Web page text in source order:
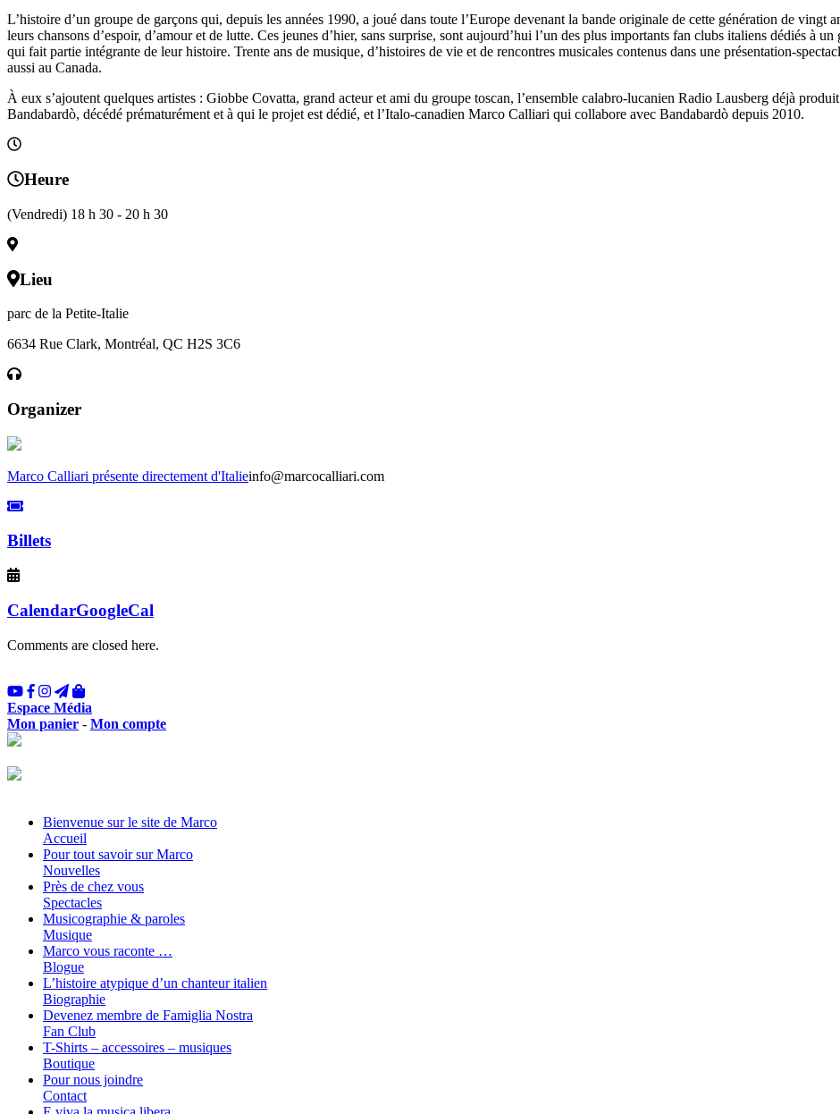
L’histoire d’un groupe de garçons qui, depuis les années 1990, a joué dans toute l’Europe devenant la bande originale de cette génération de vingt
leurs chansons d’espoir, d’amour et de lutte. Ces jeunes d’hier, sans surprise, sont aujourd’hui l’un des plus importants fan clubs italiens dédiés à
qui fait partie intégrante de leur histoire. Trente ans de musique, d’histoires de vie et de rencontres musicales contenus dans une présentation-
aussi au Canada.
À eux s’ajoutent quelques artistes : Giobbe Covatta, grand acteur et ami du groupe toscan, l’ensemble calabro-lucanien Radio Lausberg déjà
Bandabardò, décédé prématurément et à qui le projet est dédié, et l’Italo-canadien Marco Calliari qui collabore avec Bandabardò depuis 2010.
Heure
(Vendredi) 18 h 30 - 20 h 30
Lieu
parc de la Petite-Italie
6634 Rue Clark, Montréal, QC H2S 3C6
Organizer
Marco Calliari présente directement d'Italieinfo@marcocalliari.com
Billets
CalendarGoogleCal
Comments are closed here.
Espace Média
Mon panier - Mon compte
Bienvenue sur le site de Marco
Accueil
Pour tout savoir sur Marco
Nouvelles
Près de chez vous
Spectacles
Musicographie & paroles
Musique
Marco vous raconte …
Blogue
L’histoire atypique d’un chanteur italien
Biographie
Devenez membre de Famiglia Nostra
Fan Club
T-Shirts – accessoires – musiques
Boutique
Pour nous joindre
Contact